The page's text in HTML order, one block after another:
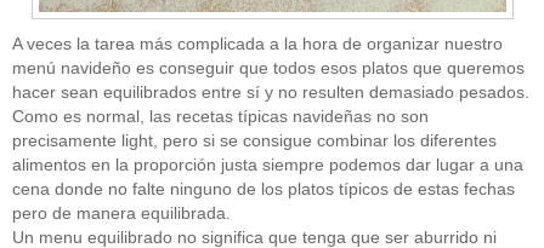
A veces la tarea más complicada a la hora de organizar nuestro
menú navideño es conseguir que todos esos platos que queremos
hacer sean equilibrados entre sí y no resulten demasiado pesados.
Como es normal, las recetas típicas navideñas no son
precisamente light, pero si se consigue combinar los diferentes
alimentos en la proporción justa siempre podemos dar lugar a una
cena donde no falte ninguno de los platos típicos de estas fechas
pero de manera equilibrada.
Un menu equilibrado no significa que tenga que ser aburrido ni